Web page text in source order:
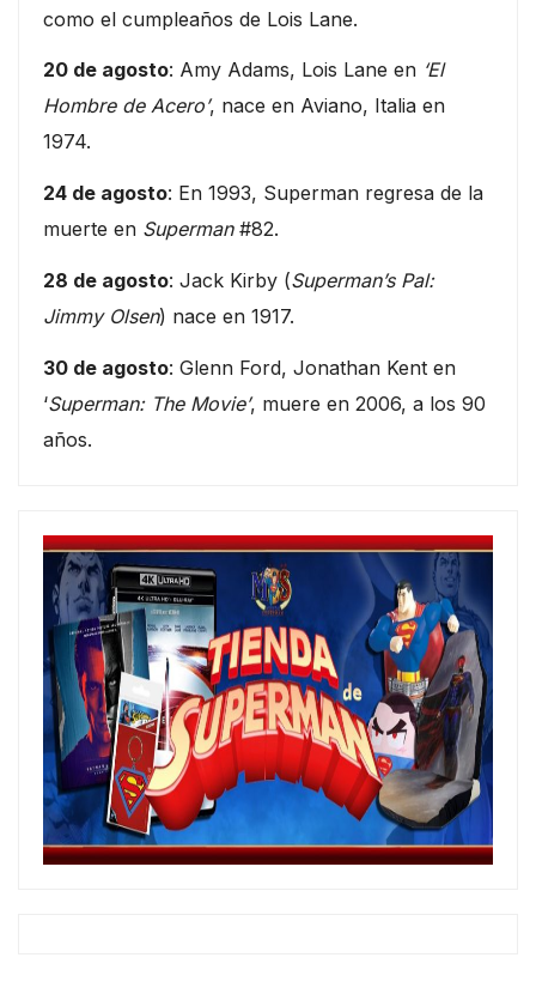
como el cumpleaños de Lois Lane.
20 de agosto: Amy Adams, Lois Lane en ‘El
Hombre de Acero’, nace en Aviano, Italia en
1974.
24 de agosto: En 1993, Superman regresa de la
muerte en Superman#82.
28 de agosto: Jack Kirby (Superman’s Pal:
Jimmy Olsen) nace en 1917.
30 de agosto: Glenn Ford, Jonathan Kent en
‘Superman: The Movie’, muere en 2006, a los 90
años.